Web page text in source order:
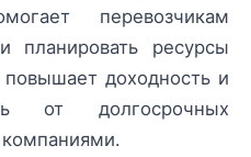
перевозчикам
планировать ресурсы
доходность и
от долгосрочных